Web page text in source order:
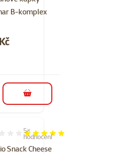
B-komplex
do košíku
Snack Cheese
100%, počet hodnocení: 5
5×
hodnocení